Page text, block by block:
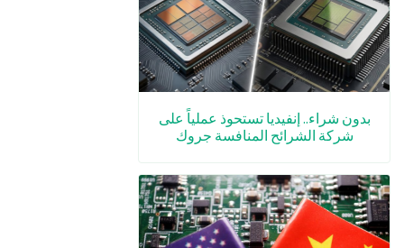
بدون شراء.. إنفيديا تستحوذ عملياً على
شركة الشرائح المنافسة جروك